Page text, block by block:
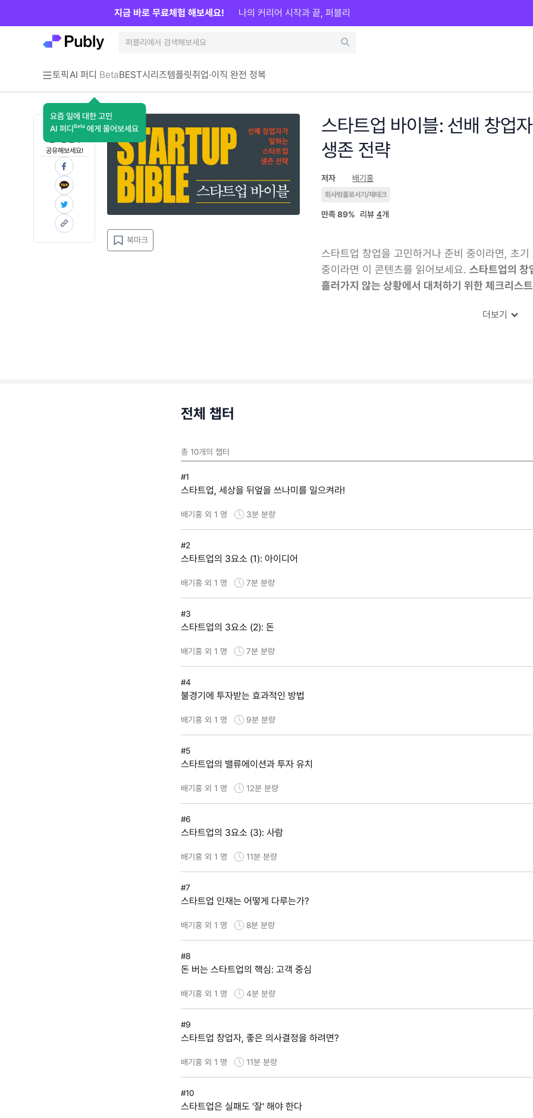
토픽AI 퍼디 Beta
요즘 일에 대한 고민
AI 퍼디 Beta 에게 물어보세요
BEST시리즈템플릿취업·이직 완전 정복
지금 바로 무료체험 해보세요! 나의 커리어 시작과 끝, 퍼블리
지금 인사이트가
공유해보세요!
북마크
스타트업 바이블: 선배 창업
생존 전략
저자 배기홍
회사밖홀로서기/재테크
만족89% 리뷰 4개
스타트업 창업을 고민하거나 준비 중이라면, 초
중이라면 이 콘텐츠를 읽어보세요. 스타트업의 창
흘러가지 않는 상황에서 대처하기 위한 체크리스트
더보기
전체 챕터
총 10개의 챕터
#1
스타트업, 세상을 뒤엎을 쓰나미를 일으켜라!
배기홍 외 1 명 3분 분량
#2
스타트업의 3요소 (1): 아이디어
배기홍 외 1 명 7분 분량
#3
스타트업의 3요소 (2): 돈
배기홍 외 1 명 7분 분량
#4
불경기에 투자받는 효과적인 방법
배기홍 외 1 명 9분 분량
#5
스타트업의 밸류에이션과 투자 유치
배기홍 외 1 명 12분 분량
#6
스타트업의 3요소 (3): 사람
배기홍 외 1 명 11분 분량
#7
스타트업 인재는 어떻게 다루는가?
배기홍 외 1 명 8분 분량
#8
돈 버는 스타트업의 핵심: 고객 중심
배기홍 외 1 명 4분 분량
#9
스타트업 창업자, 좋은 의사결정을 하려면?
배기홍 외 1 명 11분 분량
#10
스타트업은 실패도 '잘' 해야 한다